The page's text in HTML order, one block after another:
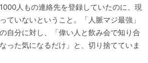
人もの連絡先を登録していたのに、現
ていないということ。「人脈マジ最強」
自分に対し、「偉い人と飲み会で知り合
った気になるだけ」と、切り捨てていま